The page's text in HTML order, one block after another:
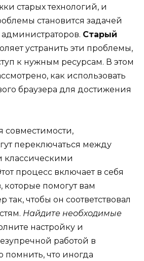
старых технологий, и
становится задачей
Старый
устранить эти проблемы,
к нужным ресурсам. В этом
как использовать
браузера для достижения
совместимости,
переключаться между
процесс включает в себя
которые помогут вам
так, чтобы он соответствовал
Найдите необходимые
настройку и
работой в
помнить, что иногда